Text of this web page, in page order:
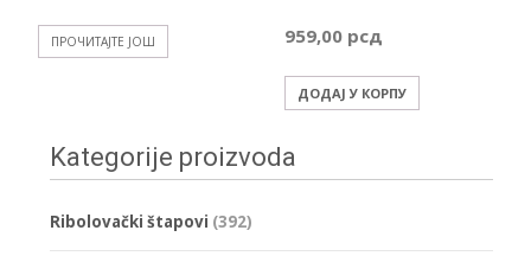
ПРОЧИТАЈТЕ ЈОШ 959,00 рсд
ДОДАЈ У КОРПУ
Kategorije proizvoda
Ribolovački štapovi (392)